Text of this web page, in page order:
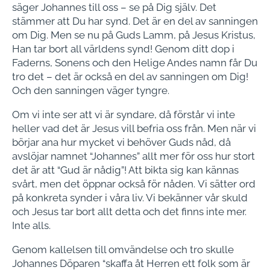
säger Johannes till oss – se på Dig själv. Det
stämmer att Du har synd. Det är en del av sanningen
om Dig. Men se nu på Guds Lamm, på Jesus Kristus,
Han tar bort all världens synd! Genom ditt dop i
Faderns, Sonens och den Helige Andes namn får Du
tro det – det är också en del av sanningen om Dig!
Och den sanningen väger tyngre.
Om vi inte ser att vi är syndare, då förstår vi inte
heller vad det är Jesus vill befria oss från. Men när vi
börjar ana hur mycket vi behöver Guds nåd, då
avslöjar namnet “Johannes” allt mer för oss hur stort
det är att “Gud är nådig”! Att bikta sig kan kännas
svårt, men det öppnar också för nåden. Vi sätter ord
på konkreta synder i våra liv. Vi bekänner vår skuld
och Jesus tar bort allt detta och det finns inte mer.
Inte alls.
Genom kallelsen till omvändelse och tro skulle
Johannes Döparen “skaffa åt Herren ett folk som är